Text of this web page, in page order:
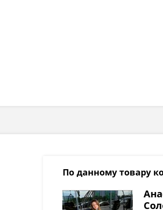
По данному товару